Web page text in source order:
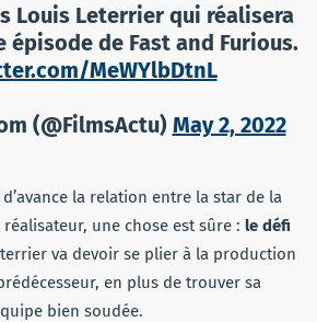
Louis Leterrier qui réalisera
épisode de Fast and Furious.
MeWYlbDtnL
(@FilmsActu) May 2, 2022
la relation entre la star de la
réalisateur, une chose est sûre : le défi
va devoir se plier à la production
en plus de trouver sa
bien soudée.